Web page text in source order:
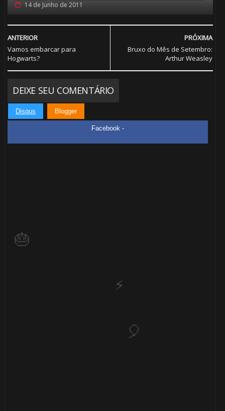
14 de Junho de 2011
PRÓXIMA
Bruxo do Mês de Setembro:
Arthur Weasley
ANTERIOR
Vamos embarcar para
Hogwarts?
DEIXE SEU COMENTÁRIO
Disqus Blogger
Facebook -